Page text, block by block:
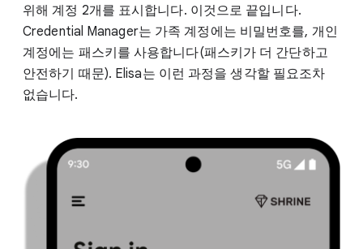
위해 계정 2개를 표시합니다. 이것으로 끝입니다.
Credential Manager는 가족 계정에는 비밀번호를, 개인
계정에는 패스키를 사용합니다(패스키가 더 간단하고
안전하기 때문). Elisa는 이런 과정을 생각할 필요조차
없습니다.